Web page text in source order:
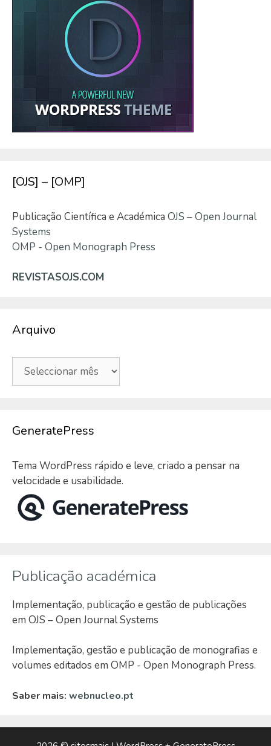
[OJS] – [OMP]
Publicação Científica e Académica OJS – Open Journal
Systems
OMP - Open Monograph Press
REVISTASOJS.COM
Arquivo
Arquivo
GeneratePress
Tema WordPress rápido e leve, criado a pensar na
velocidade e usabilidade.
Publicação académica
Implementação, publicação e gestão de publicações
em OJS – Open Journal Systems
Implementação, gestão e publicação de monografias e
volumes editados em OMP - Open Monograph Press.
Saber mais: webnucleo.pt